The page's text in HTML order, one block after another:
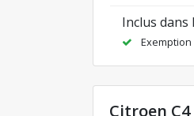
Inclus dans
Exemption
Citroen C4